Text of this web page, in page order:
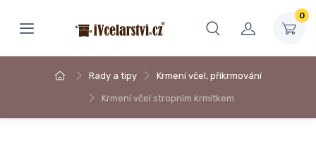
0
Rady a tipy Krmení včel, přikrmování
Krmení včel stropním krmítkem